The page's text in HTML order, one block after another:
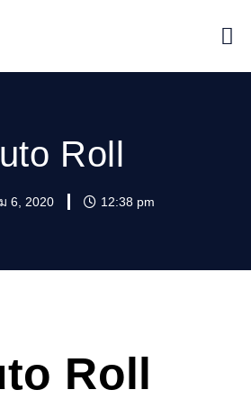
Roll
6, 2020 12:38 pm
Roll